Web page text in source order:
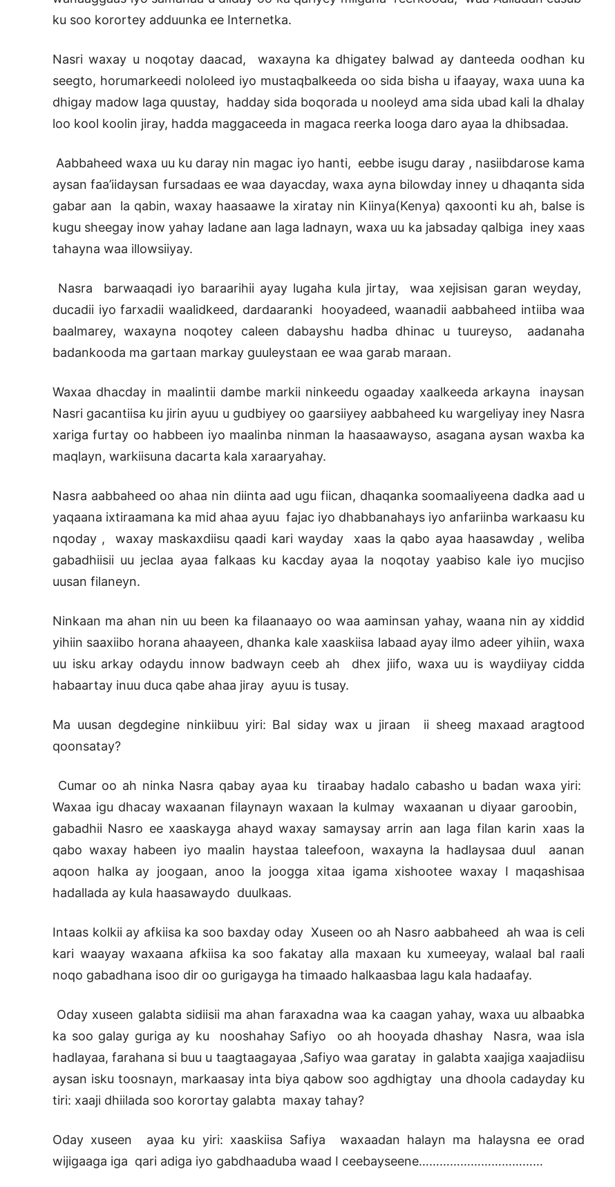
ku soo korortey adduunka ee Internetka.
Nasri waxay u noqotay daacad, waxayna ka dhigatey balwad ay danteeda oodhan ku
seegto, horumarkeedi nololeed iyo mustaqbalkeeda oo sida bisha u ifaayay, waxa uuna ka
dhigay madow laga quustay, hadday sida boqorada u nooleyd ama sida ubad kali la dhalay
loo kool koolin jiray, hadda maggaceeda in magaca reerka looga daro ayaa la dhibsadaa.
Aabbaheed waxa uu ku daray nin magac iyo hanti, eebbe isugu daray , nasiibdarose kama
aysan faa’iidaysan fursadaas ee waa dayacday, waxa ayna bilowday inney u dhaqanta sida
gabar aan la qabin, waxay haasaawe la xiratay nin Kiinya(Kenya) qaxoonti ku ah, balse is
kugu sheegay inow yahay ladane aan laga ladnayn, waxa uu ka jabsaday qalbiga iney xaas
tahayna waa illowsiiyay.
Nasra barwaaqadi iyo baraarihii ayay lugaha kula jirtay, waa xejisisan garan weyday,
ducadii iyo farxadii waalidkeed, dardaaranki hooyadeed, waanadii aabbaheed intiiba waa
baalmarey, waxayna noqotey caleen dabayshu hadba dhinac u tuureyso, aadanaha
badankooda ma gartaan markay guuleystaan ee waa garab maraan.
Waxaa dhacday in maalintii dambe markii ninkeedu ogaaday xaalkeeda arkayna inaysan
Nasri gacantiisa ku jirin ayuu u gudbiyey oo gaarsiiyey aabbaheed ku wargeliyay iney Nasra
xariga furtay oo habbeen iyo maalinba ninman la haasaawayso, asagana aysan waxba ka
maqlayn, warkiisuna dacarta kala xaraaryahay.
Nasra aabbaheed oo ahaa nin diinta aad ugu fiican, dhaqanka soomaaliyeena dadka aad u
yaqaana ixtiraamana ka mid ahaa ayuu fajac iyo dhabbanahays iyo anfariinba warkaasu ku
nqoday , waxay maskaxdiisu qaadi kari wayday xaas la qabo ayaa haasawday , weliba
gabadhiisii uu jeclaa ayaa falkaas ku kacday ayaa la noqotay yaabiso kale iyo mucjiso
uusan filaneyn.
Ninkaan ma ahan nin uu been ka filaanaayo oo waa aaminsan yahay, waana nin ay xiddid
yihiin saaxiibo horana ahaayeen, dhanka kale xaaskiisa labaad ayay ilmo adeer yihiin, waxa
uu isku arkay odaydu innow badwayn ceeb ah dhex jiifo, waxa uu is waydiiyay cidda
habaartay inuu duca qabe ahaa jiray ayuu is tusay.
Ma uusan degdegine ninkiibuu yiri: Bal siday wax u jiraan ii sheeg maxaad aragtood
qoonsatay?
Cumar oo ah ninka Nasra qabay ayaa ku tiraabay hadalo cabasho u badan waxa yiri:
Waxaa igu dhacay waxaanan filaynayn waxaan la kulmay waxaanan u diyaar garoobin,
gabadhii Nasro ee xaaskayga ahayd waxay samaysay arrin aan laga filan karin xaas la
qabo waxay habeen iyo maalin haystaa taleefoon, waxayna la hadlaysaa duul aanan
aqoon halka ay joogaan, anoo la joogga xitaa igama xishootee waxay I maqashisaa
hadallada ay kula haasawaydo duulkaas.
Intaas kolkii ay afkiisa ka soo baxday oday Xuseen oo ah Nasro aabbaheed ah waa is celi
kari waayay waxaana afkiisa ka soo fakatay alla maxaan ku xumeeyay, walaal bal raali
noqo gabadhana isoo dir oo gurigayga ha timaado halkaasbaa lagu kala hadaafay.
Oday xuseen galabta sidiisii ma ahan faraxadna waa ka caagan yahay, waxa uu albaabka
ka soo galay guriga ay ku nooshahay Safiyo oo ah hooyada dhashay Nasra, waa isla
hadlayaa, farahana si buu u taagtaagayaa ,Safiyo waa garatay in galabta xaajiga xaajadiisu
aysan isku toosnayn, markaasay inta biya qabow soo agdhigtay una dhoola cadayday ku
tiri: xaaji dhiilada soo korortay galabta maxay tahay?
Oday xuseen ayaa ku yiri: xaaskiisa Safiya waxaadan halayn ma halaysna ee orad
wijigaaga iga qari adiga iyo gabdhaaduba waad I ceebayseene………………………………